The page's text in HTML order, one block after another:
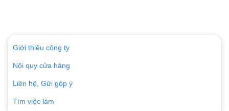
Giới thiệu công ty
Nội quy cửa hàng
Liên hệ, Gửi góp ý
Tìm việc làm